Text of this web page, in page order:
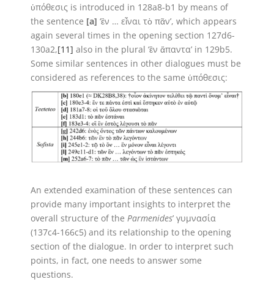
ὑπόθεσις is introduced in 128a8-b1 by means of
the sentence [a] ‘ἓν … εἶναι τὸ πᾶν’, which appears
again several times in the opening section 127d6-
130a2,[11] also in the plural ‘ἓν ἅπαντα’ in 129b5.
Some similar sentences in other dialogues must be
considered as references to the same ὑπόθεσις:
An extended examination of these sentences can
provide many important insights to interpret the
overall structure of the Parmenides’ γυμνασία
(137c4-166c5) and its relationship to the opening
section of the dialogue. In order to interpret such
points, in fact, one needs to answer some
questions.